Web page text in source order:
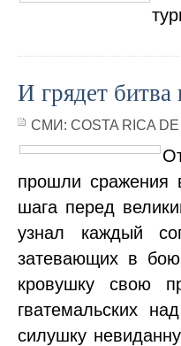
И грядет битва
СМИ: COSTA RICA
прошли сражения
шага перед
узнал каждый
затевающих в
кровушку свою
гватемальских
силушку